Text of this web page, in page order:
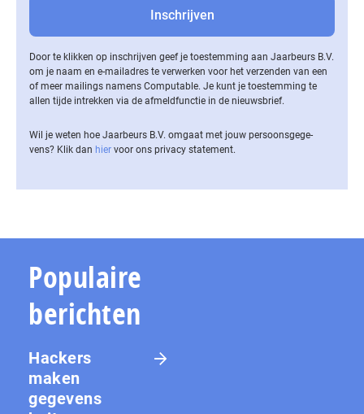
Door te klikken op inschrijven geef je toestemming aan Jaarbeurs B.V.
om je naam en e-mailadres te verwerken voor het verzenden van een
of meer mailings namens Computable. Je kunt je toestemming te
allen tijde intrekken via de af­meld­func­tie in de nieuwsbrief.
Wil je weten hoe Jaarbeurs B.V. omgaat met jouw per­soons­ge­ge­
vens? Klik dan hier voor ons privacy statement.
Populaire
berichten
Hackers
maken
gegevens